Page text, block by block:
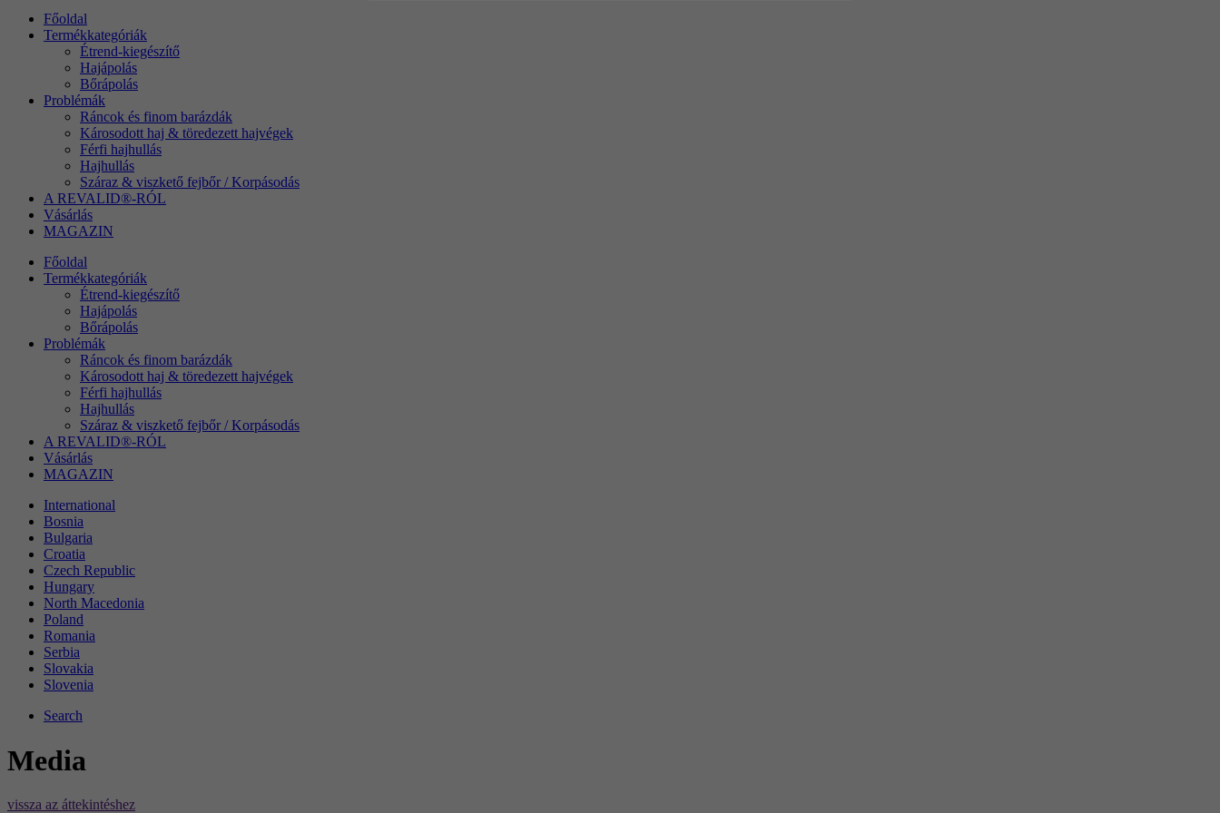
Főoldal
Termékkategóriák
Étrend-kiegészítő
Hajápolás
Bőrápolás
Problémák
Ráncok és finom barázdák
Károsodott haj & töredezett hajvégek
Férfi hajhullás
Hajhullás
Száraz & viszkető fejbőr / Korpásodás
A REVALID®-RÓL
Vásárlás
MAGAZIN
Főoldal
Termékkategóriák
Étrend-kiegészítő
Hajápolás
Bőrápolás
Problémák
Ráncok és finom barázdák
Károsodott haj & töredezett hajvégek
Férfi hajhullás
Hajhullás
Száraz & viszkető fejbőr / Korpásodás
A REVALID®-RÓL
Vásárlás
MAGAZIN
International
Bosnia
Bulgaria
Croatia
Czech Republic
Hungary
North Macedonia
Poland
Romania
Serbia
Slovakia
Slovenia
Search
Media
vissza az áttekintéshez
Cookie információk megjelenítése